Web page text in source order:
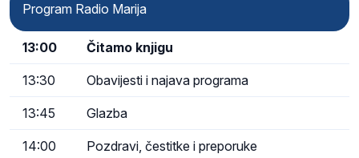
Program Radio Marija
13:00 Čitamo knjigu
13:30 Obavijesti i najava programa
13:45 Glazba
14:00 Pozdravi, čestitke i preporuke